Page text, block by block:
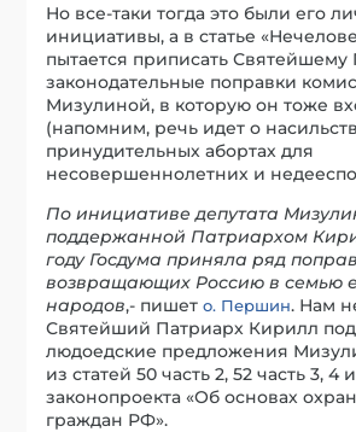
Но все-таки тогда это были его
инициативы, а в статье
пытается приписать Святейшему
законодательные поправки
Мизулиной, в которую он тоже
(напомним, речь идет о
принудительных абортах для
несовершеннолетних и
По инициативе депутата
поддержанной Патриархом
году Госдума приняла ряд
возвращающих Россию в семью
народов,- пишето. Першин. Нам
Святейший Патриарх Кирилл
людоедские предложения
из статей 50 часть 2, 52 часть 3, 4
законопроекта «Об основах
граждан РФ».